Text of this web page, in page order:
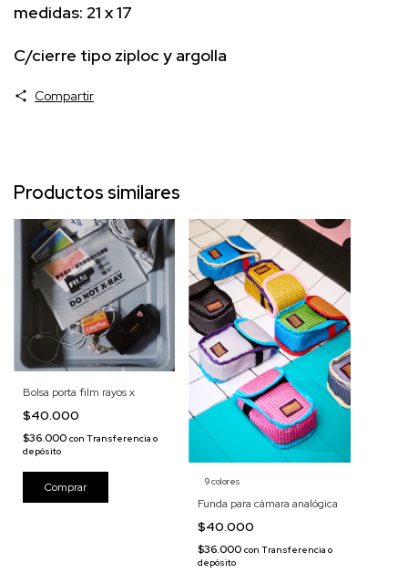
medidas: 21 x 17
C/cierre tipo ziploc y argolla
Compartir
Productos similares
Bolsa porta film rayos x
$40.000
$36.000 con Transferencia o
depósito
9 colores
Funda para cámara analógica
$40.000
$36.000con Transferencia o
depósito